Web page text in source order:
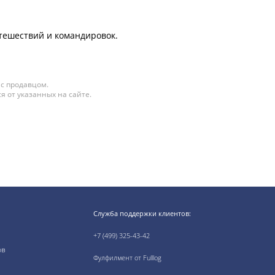
и командировок.
продавцом.
от указанных на сайте.
Служба поддержки клиентов:
+7 (499) 325-43-42
Фулфилмент от Fulllog